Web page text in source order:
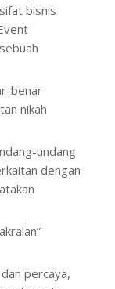
bisnis
benar
nikah
undang
dengan
percaya,